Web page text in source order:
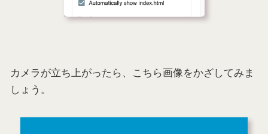
カメラが立ち上がったら、こちら画像をかざしてみま
しょう。